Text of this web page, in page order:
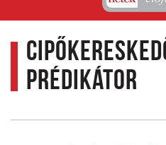
prédikátor